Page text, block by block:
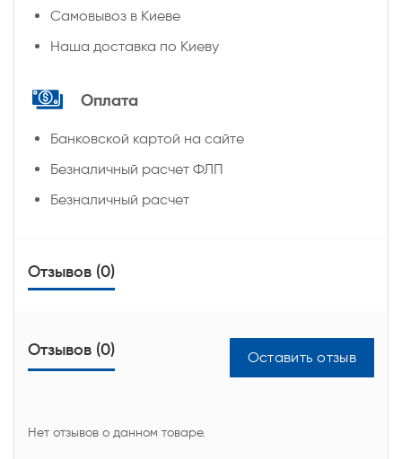
Самовывоз в Киеве
Наша доставка по Киеву
Оплата
Банковской картой на сайте
Безналичный расчет ФЛП
Безналичный расчет
Отзывов (0)
Отзывов (0) Оставить отзыв
Нет отзывов о данном товаре.